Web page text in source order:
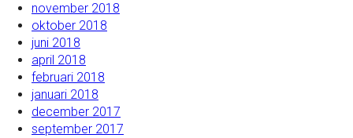
november 2018
oktober 2018
juni 2018
april 2018
februari 2018
januari 2018
december 2017
september 2017